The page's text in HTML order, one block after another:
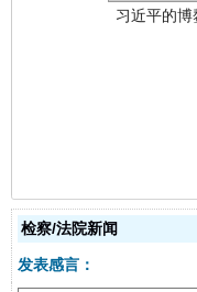
检察/法院新闻
发表感言：